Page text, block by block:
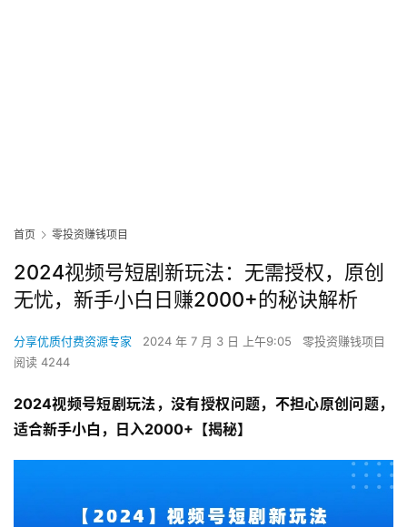
首页 零投资赚钱项目
2024视频号短剧新玩法：无需授权，原创
无忧，新手小白日赚2000+的秘诀解析
分享优质付费资源专家 2024 年 7 月 3 日 上午9:05
零投资赚钱项目
阅读 4244
2024视频号短剧玩法，没有授权问题，不担心原创问题，
适合新手小白，日入2000+【揭秘】